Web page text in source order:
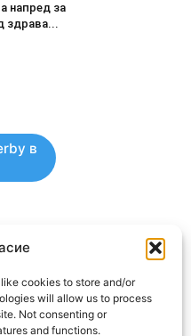
cookies to store and/or
will allow us to process
Not consenting or
and functions.
напред за
здрава...
в